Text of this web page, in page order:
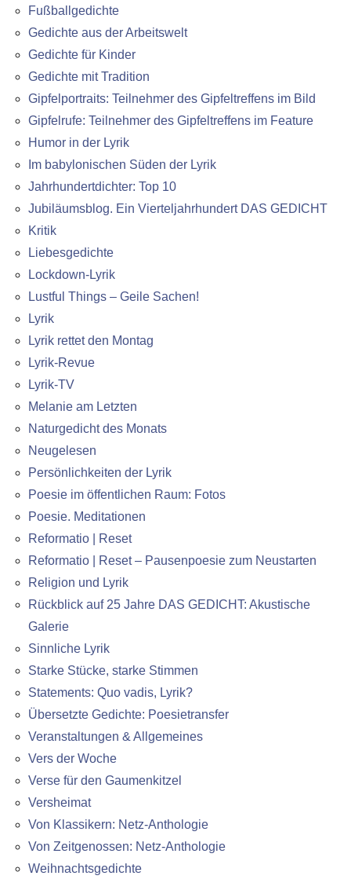
Fußballgedichte
Gedichte aus der Arbeitswelt
Gedichte für Kinder
Gedichte mit Tradition
Gipfelportraits: Teilnehmer des Gipfeltreffens im Bild
Gipfelrufe: Teilnehmer des Gipfeltreffens im Feature
Humor in der Lyrik
Im babylonischen Süden der Lyrik
Jahrhundertdichter: Top 10
Jubiläumsblog. Ein Vierteljahrhundert DAS GEDICHT
Kritik
Liebesgedichte
Lockdown-Lyrik
Lustful Things – Geile Sachen!
Lyrik
Lyrik rettet den Montag
Lyrik-Revue
Lyrik-TV
Melanie am Letzten
Naturgedicht des Monats
Neugelesen
Persönlichkeiten der Lyrik
Poesie im öffentlichen Raum: Fotos
Poesie. Meditationen
Reformatio | Reset
Reformatio | Reset – Pausenpoesie zum Neustarten
Religion und Lyrik
Rückblick auf 25 Jahre DAS GEDICHT: Akustische
Galerie
Sinnliche Lyrik
Starke Stücke, starke Stimmen
Statements: Quo vadis, Lyrik?
Übersetzte Gedichte: Poesietransfer
Veranstaltungen & Allgemeines
Vers der Woche
Verse für den Gaumenkitzel
Versheimat
Von Klassikern: Netz-Anthologie
Von Zeitgenossen: Netz-Anthologie
Weihnachtsgedichte